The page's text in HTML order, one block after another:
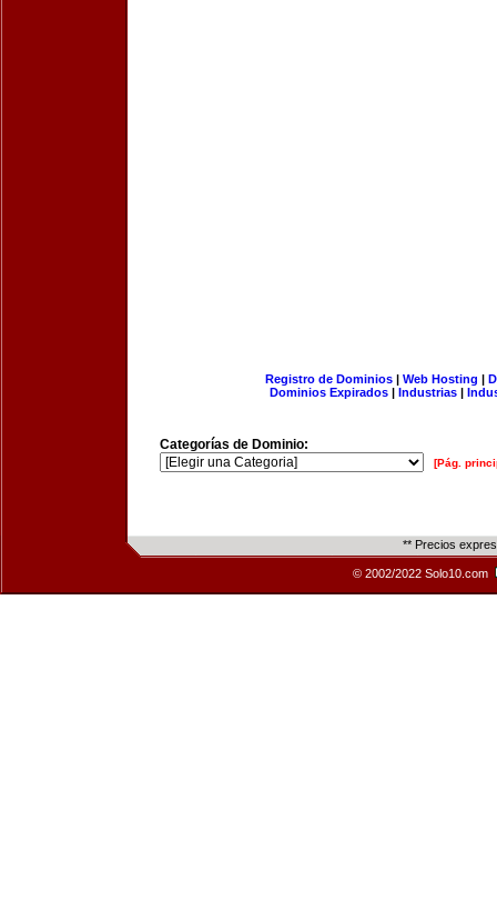
Registro de Dominios| Web Hosting |
Dominios Expirados | Industrias |
Categorías de Dominio:
[Pág.
** Precios
© 2002/2022 Solo10.com